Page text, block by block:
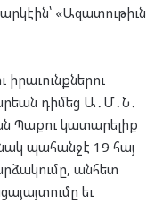
«Ազատութիւն
դիմեց Ա․Մ․Ն․
Պաքու կատարելիք
պահանջէ 19 հայ
անհետ
եւ